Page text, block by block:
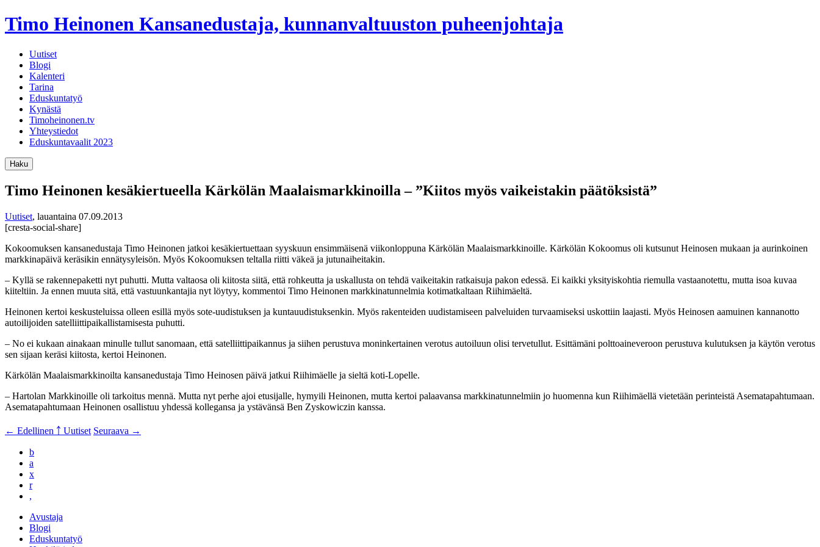
Timo Heinonen Kansanedustaja, kunnanvaltuuston puheenjohtaja
Uutiset
Blogi
Kalenteri
Tarina
Eduskuntatyö
Kynästä
Timoheinonen.tv
Yhteystiedot
Eduskuntavaalit 2023
Haku
Timo Heinonen kesäkiertueella Kärkölän Maalaismarkkinoilla – ”Kiitos myös vaikeistakin päätöksistä”
Uutiset, lauantaina 07.09.2013
[cresta-social-share]
Kokoomuksen kansanedustaja Timo Heinonen jatkoi kesäkiertuettaan syyskuun ensimmäisenä viikonloppuna Kärkölän Maalaismarkkinoille. Kärkölän Kokoomus oli kutsunut Heinosen mukaan ja aurinkoinen
markkinapäivä keräsikin ennätysyleisön. Myös Kokoomuksen teltalla riitti väkeä ja jutunaiheitakin.
– Kyllä se rakennepaketti nyt puhutti. Mutta valtaosa oli kiitosta siitä, että rohkeutta ja uskallusta on tehdä vaikeitakin ratkaisuja pakon edessä. Ei kaikki yksityiskohtia riemulla vastaanotettu, mutta isoa kuvaa
kiiteltiin. Ja ennen muuta sitä, että vastuunkantajia nyt löytyy, kommentoi Timo Heinonen markkinatunnelmia kotimatkaltaan Riihimäeltä.
Heinonen kertoi keskusteluissa olleen esillä myös sote-uudistuksen ja kuntauudistuksenkin. Myös rakenteiden uudistamiseen palveluiden turvaamiseksi uskottiin laajasti. Myös Heinosen aamuinen kannanotto
autoilijoiden satelliittipaikallistamisesta puhutti.
– No ei kukaan ainakaan minulle tullut sanomaan, että satelliittipaikannus ja siihen perustuva moninkertainen verotus autoiluun olisi tervetullut. Esittämäni polttoaineveroon perustuva kulutuksen ja käytön verotus
sen sijaan keräsi kiitosta, kertoi Heinonen.
Kärkölän Maalaismarkkinoilta kansanedustaja Timo Heinosen päivä jatkui Riihimäelle ja sieltä koti-Lopelle.
– Hartolan Markkinoille oli tarkoitus mennä. Mutta nyt perhe ajoi etusijalle, hymyili Heinonen, mutta kertoi palaavansa markkinatunnelmiin jo huomenna kun Riihimäellä vietetään perinteistä Asematapahtumaan.
Asematapahtumaan Heinonen osallistuu yhdessä kollegansa ja ystävänsä Ben Zyskowiczin kanssa.
← Edellinen ￪ Uutiset Seuraava →
b
a
x
r
,
Avustaja
Blogi
Eduskuntatyö